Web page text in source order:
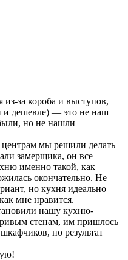
из-за короба и выступов,
и дешевле) — это не наш
но не нашли
мы решили делать
замерщика, он все
именно такой, как
окончательно. Не
но кухня идеально
мне нравится.
нашу кухню-
стенам, им пришлось
но результат